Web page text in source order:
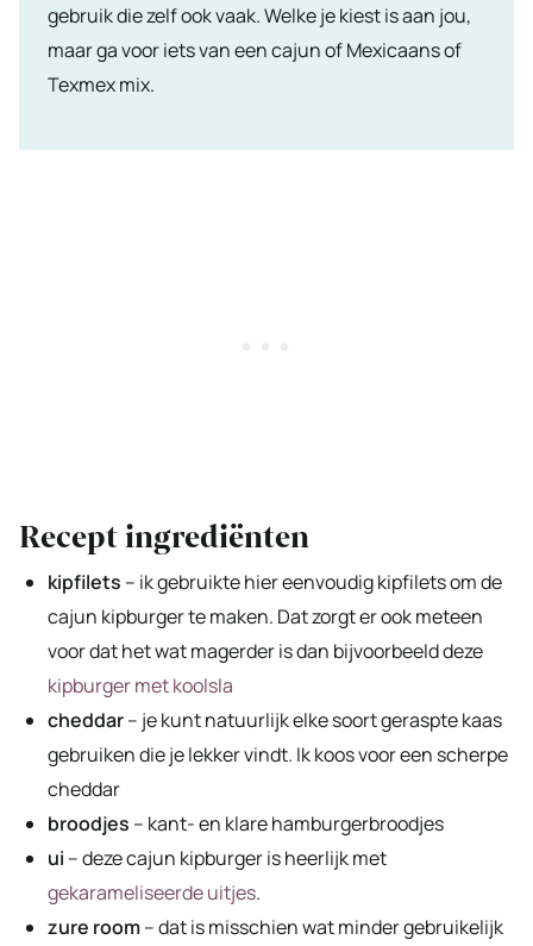
gebruik die zelf ook vaak. Welke je kiest is aan jou,
maar ga voor iets van een cajun of Mexicaans of
Texmex mix.
Recept ingrediënten
kipfilets – ik gebruikte hier eenvoudig kipfilets om de
cajun kipburger te maken. Dat zorgt er ook meteen
voor dat het wat magerder is dan bijvoorbeeld deze
kipburger met koolsla
cheddar– je kunt natuurlijk elke soort geraspte kaas
gebruiken die je lekker vindt. Ik koos voor een scherpe
cheddar
broodjes – kant- en klare hamburgerbroodjes
ui – deze cajun kipburger is heerlijk met
gekarameliseerde uitjes.
zure room– dat is misschien wat minder gebruikelijk